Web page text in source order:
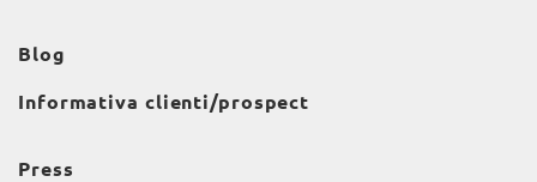
Blog
Informativa clienti/prospect
Press